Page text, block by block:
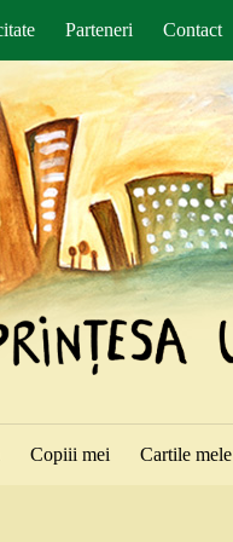
Parteneri Contact
Copiii mei Cartile mele